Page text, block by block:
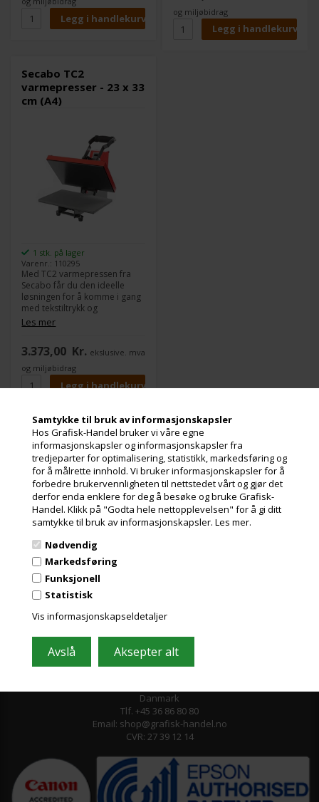
Samtykke til bruk av informasjonskapsler
Hos Grafisk-Handel bruker vi våre egne
informasjonskapsler og informasjonskapsler fra
tredjeparter for optimalisering, statistikk, markedsføring og
for å målrette innhold. Vi bruker informasjonskapsler for å
forbedre brukervennligheten til nettstedet vårt og gjør det
derfor enda enklere for deg å besøke og bruke Grafisk-
Handel. Klikk på "Godta hele nettopplevelsen" for å gi ditt
samtykke til bruk av informasjonskapsler. Les mer.
Nødvendig
Markedsføring
Funksjonell
Statistisk
Vis informasjonskapseldetaljer
betjenes raskt og sikkert via
sitt digitale kontrollpanel.
og miljøbidrag
Secabo TC2
varmepresser - 23 x 33
cm (A4)
1 stk. på lager
Varenr.: 110295
Med TC2 varmepressen fra
Secabo får du den ideelle
løsningen for å komme i gang
med tekstiltrykk og
sublimering. Denne
varmepressen er optimal
F100, da den kan håndtere alt
opp til A4 og på den måten
spiller de perfekt hånd i hånd.
Les mer
3.373,00 Kr. ekslusive. mva
og miljøbidrag
Meld deg på nyhetsbrevet vårt og få gode
tilbud
Inneholder ofte store besparelser og nyheter. Meld deg på, det er helt
gratis og enkelt å avmelde seg.
Grafisk-Handel A/S © 2009
Danmark
Tlf. +45 36 86 80 80
Email: shop@grafisk-handel.no
CVR: 27 39 12 14